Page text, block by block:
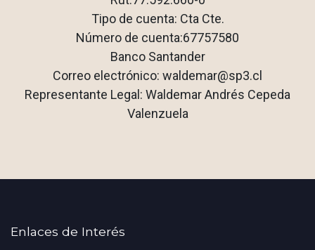
Tipo de cuenta: Cta Cte.
Número de cuenta:67757580
Banco Santander
Correo electrónico: waldemar@sp3.cl
Representante Legal: Waldemar Andrés Cepeda
Valenzuela
Enlaces de Interés